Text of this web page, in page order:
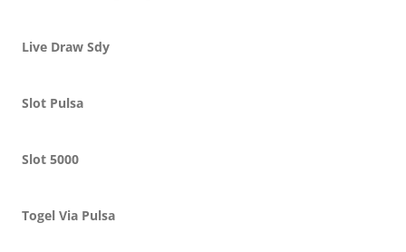
Live Draw Sdy
Slot Pulsa
Slot 5000
Togel Via Pulsa